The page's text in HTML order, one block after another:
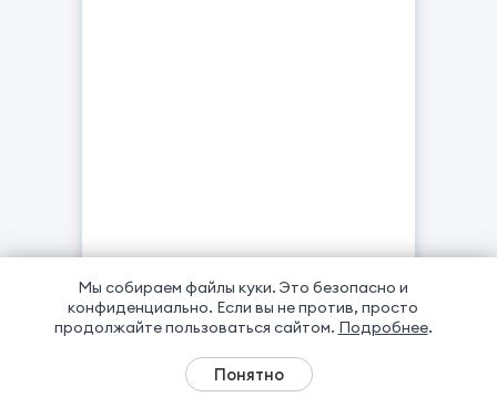
Тайм-менеджмент и
повышение эффективности
Мы собираем файлы куки. Это безопасно и
конфиденциально. Если вы не против, просто
продолжайте пользоваться сайтом. Подробнее.
Понятно